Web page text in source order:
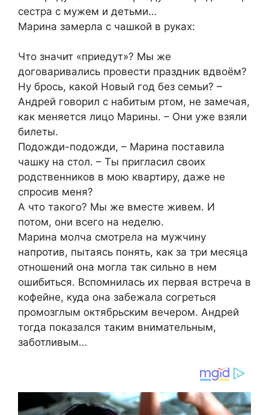
сестра с мужем и детьми…
Марина замерла с чашкой в руках:
Что значит «приедут»? Мы же
договаривались провести праздник вдвоём?
Ну брось, какой Новый год без семьи? –
Андрей говорил с набитым ртом, не замечая,
как меняется лицо Марины. – Они уже взяли
билеты.
Подожди-подожди, – Марина поставила
чашку на стол. – Ты пригласил своих
родственников в мою квартиру, даже не
спросив меня?
А что такого? Мы же вместе живем. И
потом, они всего на неделю.
Марина молча смотрела на мужчину
напротив, пытаясь понять, как за три месяца
отношений она могла так сильно в нем
ошибиться. Вспомнилась их первая встреча в
кофейне, куда она забежала согреться
промозглым октябрьским вечером. Андрей
тогда показался таким внимательным,
заботливым…